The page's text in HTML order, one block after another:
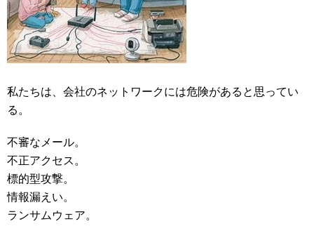
私たちは、会社のネットワークには危険があると思ってい
る。
不審なメール。
不正アクセス。
標的型攻撃。
情報漏えい。
ランサムウェア。